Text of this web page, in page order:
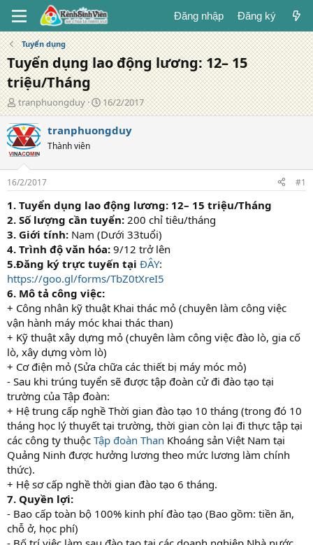
Đăng nhập Đăng ký
Tuyển dụng
Tuyển dụng lao động lương: 12– 15
triệu/Tháng
T
á
c
g
i
ả
tranphuongduy
N
g
à
y
g
16/2/2017
tranphuongduy
Thành viên
16/2/2017 #1
1. Tuyển dụng lao động lương: 12– 15 triệu/Tháng
2. Số lượng cần tuyển: 200 chỉ tiêu/tháng
3. Giới tính: Nam (Dưới 33tuổi)
4. Trình độ văn hóa: 9/12 trở lên
5.Đăng ký trực tuyến tại ĐÂY:
https://goo.gl/forms/TbZ0tXreI5
6. Mô tả công việc:
+ Công nhân kỹ thuật Khai thác mỏ (chuyên làm công việc
vận hành máy móc khai thác than)
+ Kỹ thuật xây dựng mỏ (chuyên làm công việc đào lò, gia cố
lò, xây dựng vòm lò)
+ Cơ điện mỏ (Sửa chữa các thiết bị máy móc mỏ)
- Sau khi trúng tuyển sẽ được tập đoàn cử đi đào tạo tại
trường của Tập đoàn:
+ Hệ trung cấp nghề Thời gian đào tạo 10 tháng (trong đó 10
tháng học lý thuyết tại trường, thời gian còn lại đi thực tập tại
các công ty thuộc Tập đoàn Than Khoáng sản Việt Nam tại
Quảng Ninh được hưởng lương theo mức lương làm chính
thức).
+ Hệ sơ cấp nghề thời gian đào tạo 6 tháng.
7. Quyền lợi:
- Bao cấp toàn bộ 100% kinh phí đào tạo (Bao gồm: tiền ăn,
chỗ ở, học phí)